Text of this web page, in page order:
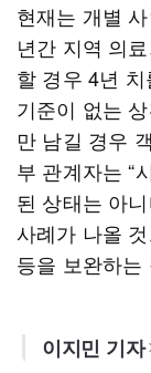
현재는 개별
년간 지역 의
할 경우 4년
기준이 없는
만 남길 경우
부 관계자는 “
된 상태는 아
사례가 나올
등을 보완하는
이지민 기자